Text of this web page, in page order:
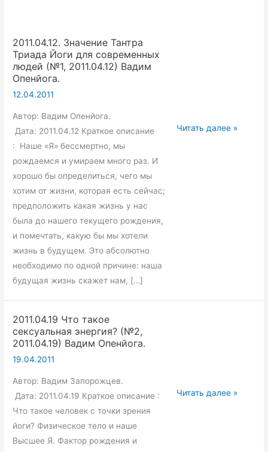
2011.04.12. Значение Тантра
Триада Йоги для современных
людей (№1, 2011.04.12) Вадим
Опенйога.
12.04.2011
Автор: Вадим Опенйога.
Дата: 2011.04.12 Краткое описание
: Наше «Я» бессмертно, мы
рождаемся и умираем много раз. И
хорошо бы определиться, чего мы
хотим от жизни, которая есть сейчас;
предположить какая жизнь у нас
была до нашего текущего рождения,
и помечтать, какую бы мы хотели
жизнь в будущем. Это абсолютно
необходимо по одной причине: наша
будущая жизнь скажет нам, […]
2011.04.12.
Читать далее »
2011.04.19 Что такое
сексуальная энергия? (№2,
2011.04.19) Вадим Опенйога.
19.04.2011
Автор: Вадим Запорожцев.
Дата: 2011.04.19 Краткое описание :
Что такое человек с точки зрения
йоги? Физическое тело и наше
Высшее Я. Фактор рождения и
2011.04.19
Читать далее »